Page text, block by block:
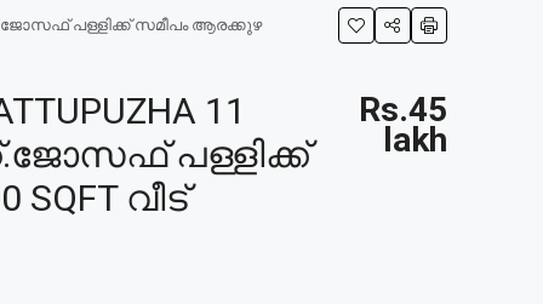
സെൻ്റ്.ജോസഫ് പള്ളിക്ക് സമീപം ആരക്കുഴ
11
പള്ളിക്ക്
വീട്
Rs.45
lakh